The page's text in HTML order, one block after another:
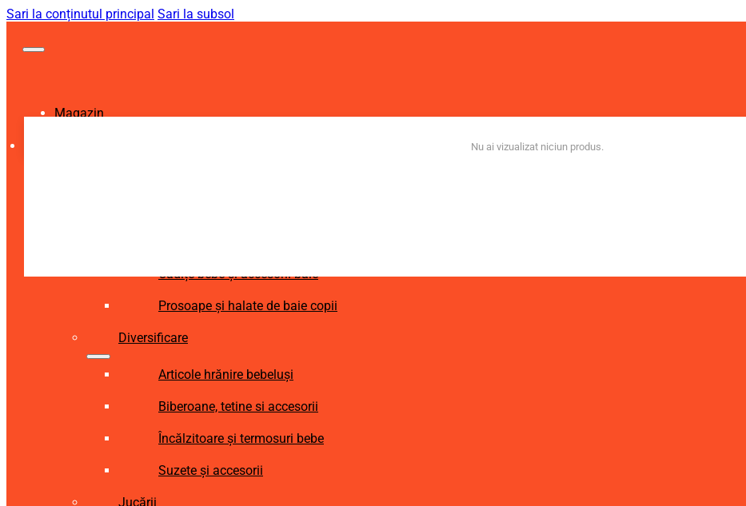
Sari la conținutul principal Sari la subsol
Magazin
Cădițe bebe și accesorii baie
Prosoape și halate de baie copii
Diversificare
Articole hrănire bebeluși
Biberoane, tetine si accesorii
Încălzitoare și termosuri bebe
Suzete și accesorii
Jucării
Nu ai vizualizat niciun produs.